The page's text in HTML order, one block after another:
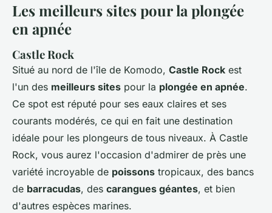
Les meilleurs sites pour la plongée
en apnée
Castle Rock
Situé au nord de l'île de Komodo, Castle Rock est
l'un des meilleurs sites pour la plongée en apnée.
Ce spot est réputé pour ses eaux claires et ses
courants modérés, ce qui en fait une destination
idéale pour les plongeurs de tous niveaux. À Castle
Rock, vous aurez l'occasion d'admirer de près une
variété incroyable de poissons tropicaux, des bancs
de barracudas, des carangues géantes, et bien
d'autres espèces marines.